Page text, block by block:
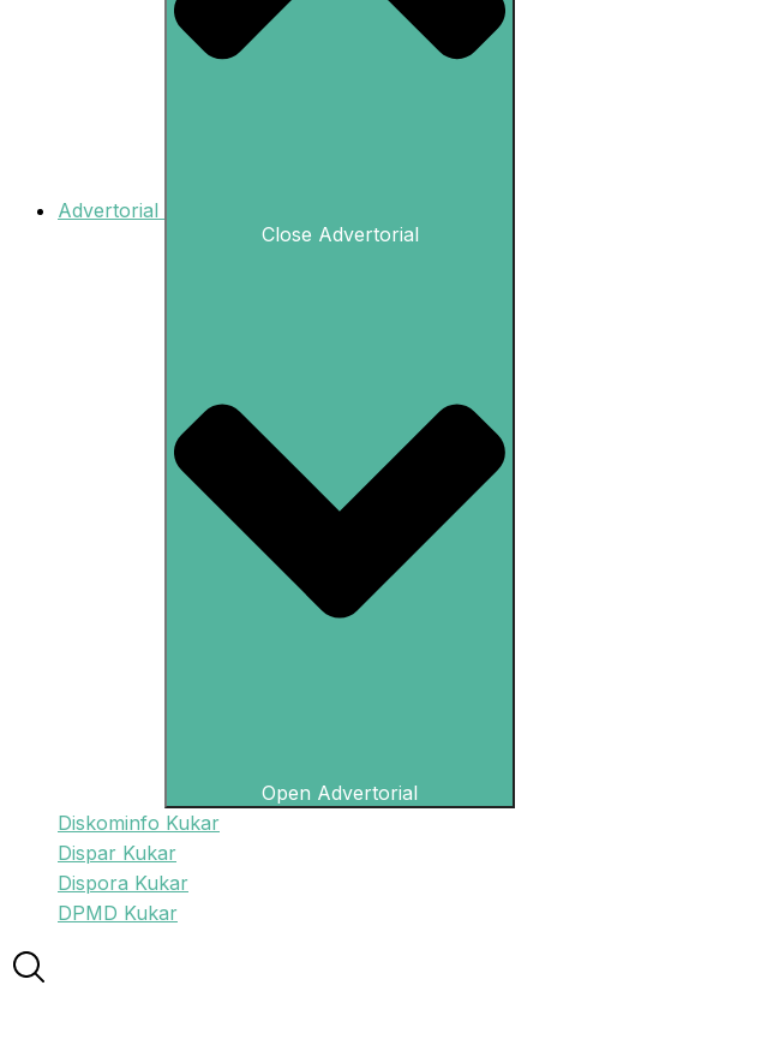
Advertorial
Close Advertorial
Open Advertorial
Diskominfo Kukar
Dispar Kukar
Dispora Kukar
DPMD Kukar